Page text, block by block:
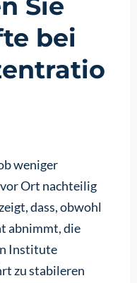
bei
weniger
Ort nachteilig
dass, obwohl
abnimmt, die
Institute
zu stabileren